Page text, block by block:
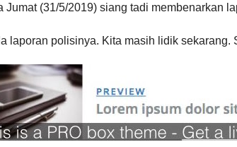
Jumat (31/5/2019) siang tadi membenarkan
laporan polisinya. Kita masih lidik